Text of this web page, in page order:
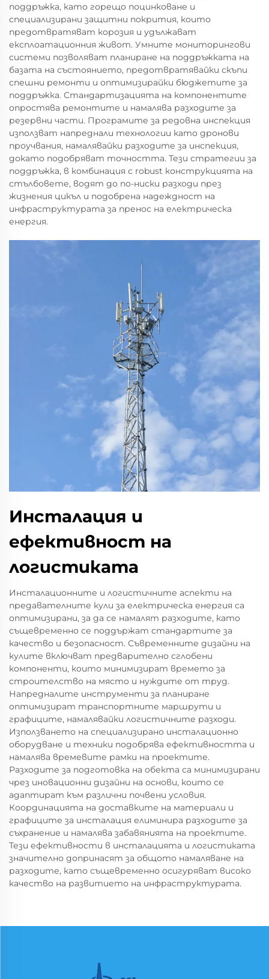
поддръжка, като горещо поцинковане и
специализирани защитни покрития, които
предотвратяват корозия и удължават
експлоатационния живот. Умните мониторингови
системи позволяват планиране на поддръжката на
базата на състоянието, предотвратявайки скъпи
спешни ремонти и оптимизирайки бюджетите за
поддръжка. Стандартизацията на компонентите
опростява ремонтите и намалява разходите за
резервни части. Програмите за редовна инспекция
използват напреднали технологии като дронови
проучвания, намалявайки разходите за инспекция,
докато подобряват точността. Тези стратегии за
поддръжка, в комбинация с robust конструкцията на
стълбовете, водят до по-ниски разходи през
жизнения цикъл и подобрена надеждност на
инфраструктурата за пренос на електрическа
енергия.
Инсталация и
ефективност на
логистиката
Инсталационните и логистичните аспекти на
предавателните кули за електрическа енергия са
оптимизирани, за да се намалят разходите, като
същевременно се поддържат стандартите за
качество и безопасност. Съвременните дизайни на
кулите включват предварително сглобени
компоненти, които минимизират времето за
строителство на място и нуждите от труд.
Напредналите инструменти за планиране
оптимизират транспортните маршрути и
графиците, намалявайки логистичните разходи.
Използването на специализирано инсталационно
оборудване и техники подобрява ефективността и
намалява времевите рамки на проектите.
Разходите за подготовка на обекта са минимизирани
чрез иновационни дизайни на основи, които се
адаптират към различни почвени условия.
Координацията на доставките на материали и
графиците за инсталация елиминира разходите за
съхранение и намалява забавянията на проектите.
Тези ефективности в инсталацията и логистиката
значително допринасят за общото намаляване на
разходите, като същевременно осигуряват високо
качество на развитието на инфраструктурата.